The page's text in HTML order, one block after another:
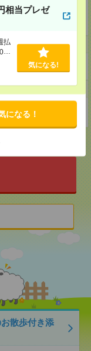
相当プレゼ
払
円
気になる!
になる！
B1
散歩付き添